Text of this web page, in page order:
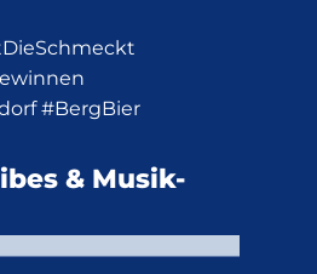
#BergBier
& Musik-